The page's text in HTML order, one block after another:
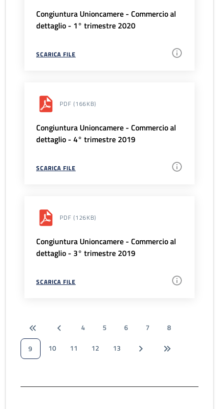
Congiuntura Unioncamere - Commercio al
dettaglio - 1° trimestre 2020
SCARICA FILE
PDF (166KB)
Congiuntura Unioncamere - Commercio al
dettaglio - 4° trimestre 2019
SCARICA FILE
PDF (126KB)
Congiuntura Unioncamere - Commercio al
dettaglio - 3° trimestre 2019
SCARICA FILE
4 5 6 7
8
9
10 11 12 13